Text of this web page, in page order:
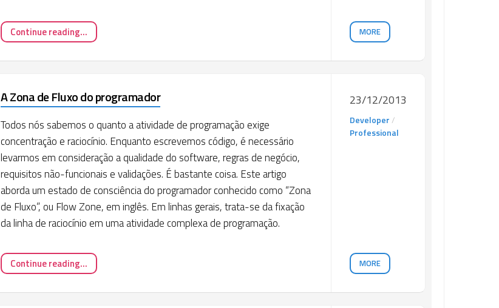
Continue reading... MORE
A Zona de Fluxo do programador
Todos nós sabemos o quanto a atividade de programação exige
concentração e raciocínio. Enquanto escrevemos código, é necessário
levarmos em consideração a qualidade do software, regras de negócio,
requisitos não-funcionais e validações. É bastante coisa. Este artigo
aborda um estado de consciência do programador conhecido como “Zona
de Fluxo”, ou Flow Zone, em inglês. Em linhas gerais, trata-se da fixação
da linha de raciocínio em uma atividade complexa de programação.
Continue reading...
23/12/2013
Developer/
Professional
MORE